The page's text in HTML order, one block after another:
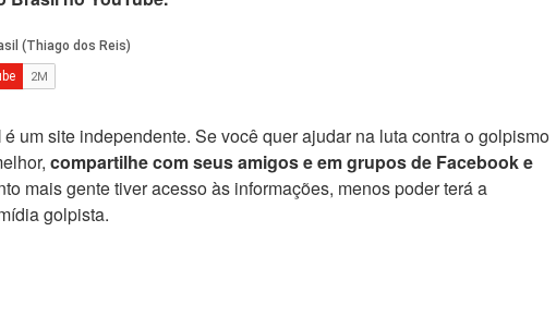
é um site independente. Se você quer ajudar na luta contra o golpismo
compartilhe com seus amigos e em grupos de Facebook e
mais gente tiver acesso às informações, menos poder terá a
golpista.